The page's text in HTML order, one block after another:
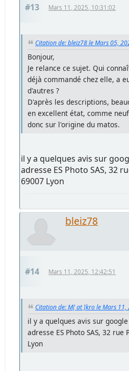
#13 Mars 11, 2025, 10:31:02
Citation de: bleiz78 le Mars 05,
Bonjour,
Je relance ce sujet. Qui
déjà commandé chez elle, a
d'autres ?
D'après les descriptions,
en excellent état, comme
donc sur l'origine du matos.
il y a quelques avis sur
adresse ES Photo SAS, 32
69007 Lyon
bleiz78
#14 Mars 11, 2025, 12:42:51
Citation de: M[ at ]kro le Mars
il y a quelques avis sur
adresse ES Photo SAS, 32 rue
Lyon